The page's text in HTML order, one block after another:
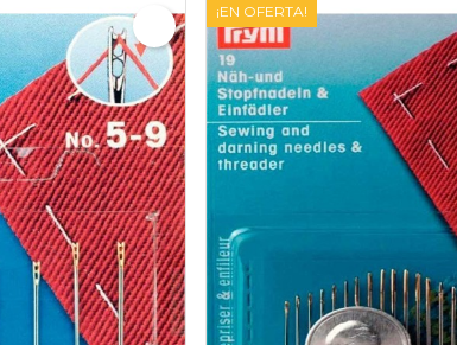
¡EN OFERTA!